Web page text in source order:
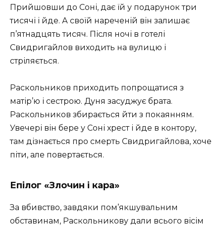
Прийшовши до Соні, дає їй у подарунок три
тисячі і йде. А своїй нареченій він залишає
п’ятнадцять тисяч. Після ночі в готелі
Свидригайлов виходить на вулицю і
стріляється.
Раскольников приходить попрощатися з
матір’ю і сестрою. Дуня засуджує брата.
Раскольников збирається йти з покаянням.
Увечері він бере у Соні хрест і йде в контору,
там дізнається про смерть Свидригайлова, хоче
піти, але повертається.
Епілог «Злочин і кара»
За вбивство, завдяки пом’якшувальним
обставинам, Раскольникову дали всього вісім